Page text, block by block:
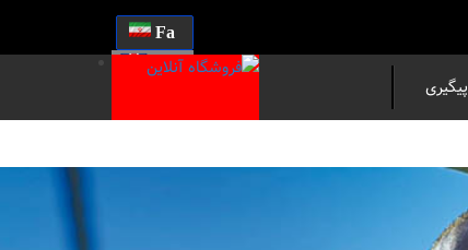
Fa
En
پیگیری